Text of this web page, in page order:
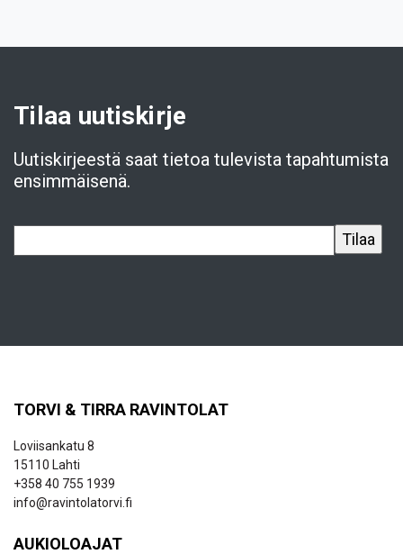
Tilaa uutiskirje
Uutiskirjeestä saat tietoa tulevista tapahtumista
ensimmäisenä.
TORVI & TIRRA RAVINTOLAT
Loviisankatu 8
15110 Lahti
+358 40 755 1939
info@ravintolatorvi.fi
AUKIOLOAJAT